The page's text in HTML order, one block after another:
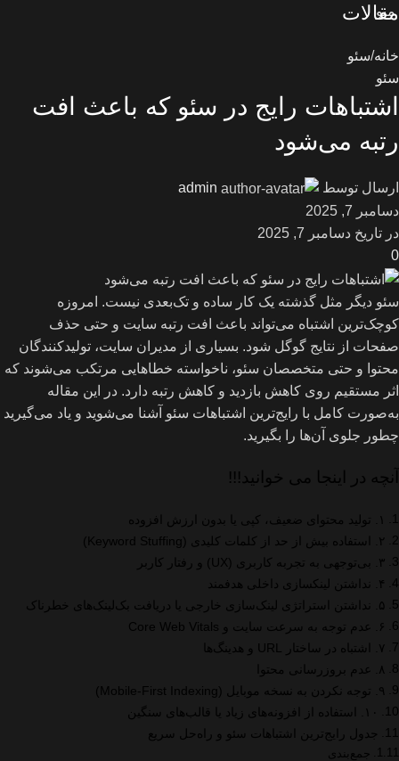
منو
مقالات
خانه سئو
سئو
اشتباهات رایج در سئو که باعث افت
رتبه می‌شود
ارسال توسط
admin
دسامبر 7, 2025
در تاریخ دسامبر 7, 2025
0
سئو دیگر مثل گذشته یک کار ساده و تک‌بعدی نیست. امروزه
کوچک‌ترین اشتباه می‌تواند باعث افت رتبه سایت و حتی حذف
صفحات از نتایج گوگل شود. بسیاری از مدیران سایت، تولیدکنندگان
محتوا و حتی متخصصان سئو، ناخواسته خطاهایی مرتکب می‌شوند که
اثر مستقیم روی کاهش بازدید و کاهش رتبه دارد. در این مقاله
به‌صورت کامل با رایج‌ترین اشتباهات سئو آشنا می‌شوید و یاد می‌گیرید
چطور جلوی آن‌ها را بگیرید.
آنچه در اینجا می خوانید!!!
۱. تولید محتوای ضعیف، کپی یا بدون ارزش افزوده
۲. استفاده بیش از حد از کلمات کلیدی (Keyword Stuffing)
۳. بی‌توجهی به تجربه کاربری (UX) و رفتار کاربر
۴. نداشتن لینکسازی داخلی هدفمند
۵. نداشتن استراتژی لینک‌سازی خارجی یا دریافت بک‌لینک‌های خطرناک
۶. عدم توجه به سرعت سایت و Core Web Vitals
۷. اشتباه در ساختار URL و هدینگ‌ها
۸. عدم بروزرسانی محتوا
۹. توجه نکردن به نسخه موبایل (Mobile-First Indexing)
۱۰. استفاده از افزونه‌های زیاد یا قالب‌های سنگین
جدول رایج‌ترین اشتباهات سئو و راه‌حل سریع
جمع‌بندی